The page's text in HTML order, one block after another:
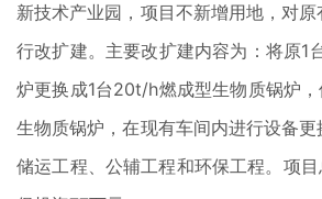
新技术产业园，项目不新增用地，对
行改扩建。主要改扩建内容为：将原1
炉更换成1台20t/h燃成型生物质锅炉
生物质锅炉，在现有车间内进行设备
储运工程、公辅工程和环保工程。项